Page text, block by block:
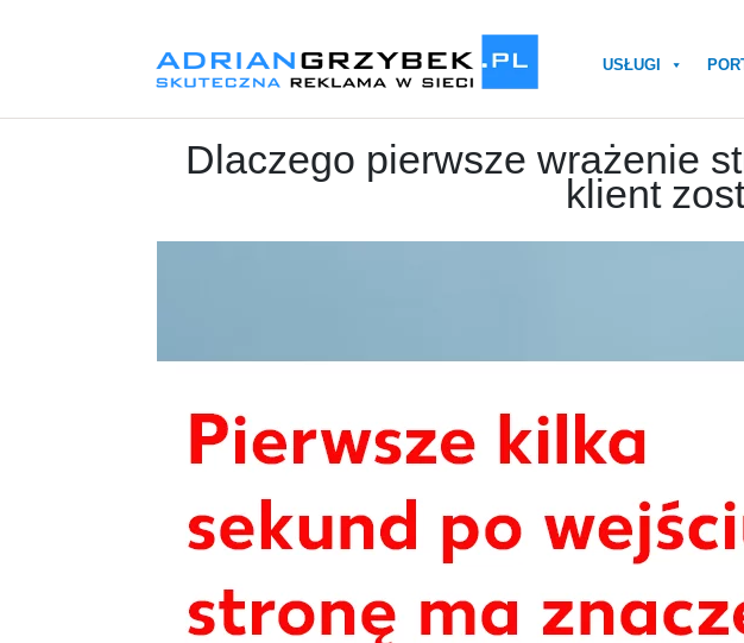
USŁUGI
Dlaczego pierwsze wrażenie
klient